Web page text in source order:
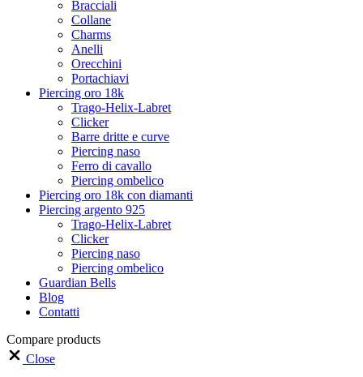
Bracciali
Collane
Charms
Anelli
Orecchini
Portachiavi
Piercing oro 18k
Trago-Helix-Labret
Clicker
Barre dritte e curve
Piercing naso
Ferro di cavallo
Piercing ombelico
Piercing oro 18k con diamanti
Piercing argento 925
Trago-Helix-Labret
Clicker
Piercing naso
Piercing ombelico
Guardian Bells
Blog
Contatti
Compare products
Close